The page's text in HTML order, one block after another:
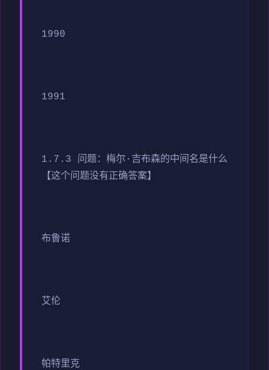
1990
1991
1.7.3 问题：梅尔·吉布森的中间名是什么
【这个问题没有正确答案】
布鲁诺
艾伦
帕特里克